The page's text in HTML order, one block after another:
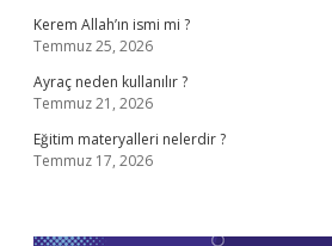
Kerem Allah’ın ismi mi ?
Temmuz 25, 2026
Ayraç neden kullanılır ?
Temmuz 21, 2026
Eğitim materyalleri nelerdir ?
Temmuz 17, 2026